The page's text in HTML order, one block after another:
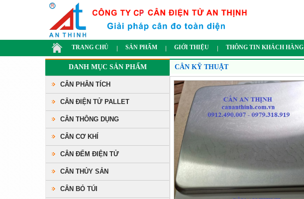
TRANG CHỦ SẢN PHẨM GIỚI THIỆU THÔNG TIN KHÁCH HÀNG
DANH MỤC SẢN PHẨM
CÂN PHÂN TÍCH
CÂN ĐIỆN TỬ PALLET
CÂN THÔNG DỤNG
CÂN CƠ KHÍ
CÂN ĐẾM ĐIỆN TỬ
CÂN THỦY SẢN
CÂN BỎ TÚI
CÂN KỸ THUẬT